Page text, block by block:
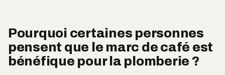
Pourquoi certaines personnes
pensent que le marc de café est
bénéfique pour la plomberie ?